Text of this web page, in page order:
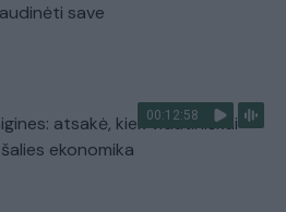
save
00:12:58
atsakė, kiek vidutiniškai
ekonomika